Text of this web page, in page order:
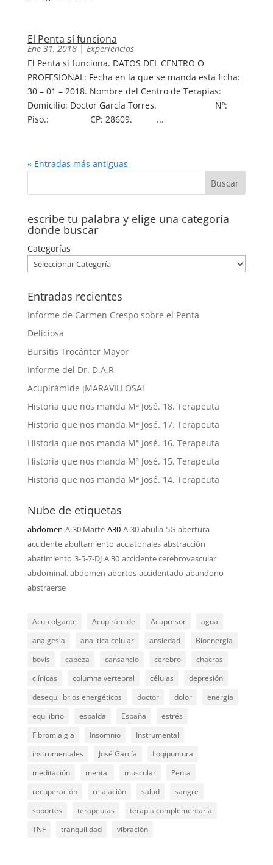
El Penta sí funciona
Ene 31, 2018| Experiencias
El Penta sí funciona. DATOS DEL CENTRO O
PROFESIONAL: Fecha en la que se manda esta ficha:
30 – 01 – 2018. Nombre del Centro de Terapias:
Domicilio: Doctor García Torres. Nº:
Piso.: CP: 28609. ...
« Entradas más antiguas
escribe tu palabra y elige una categoría
donde buscar
Categorías
Entradas recientes
Informe de Carmen Crespo sobre el Penta
Deliciosa
Bursitis Trocánter Mayor
Informe del Dr. D.A.R
Acupirámide ¡MARAVILLOSA!
Historia que nos manda Mª José. 18. Terapeuta
Historia que nos manda Mª José. 17. Terapeuta
Historia que nos manda Mª José. 16. Terapeuta
Historia que nos manda Mª José. 15. Terapeuta
Historia que nos manda Mª José. 14. Terapeuta
Nube de etiquetas
abdomen A-30 Marte A30 A-30 abulia 5G abertura
accidente abultamiento acciatonales abstracción
abatimiento 3-5-7-DJ A 30 accidente cerebrovascular
abdominal. abdomen abortos accidentado abandono
abstraerse
Acu-colgante Acupirámide Acupresor
agua
analgesia
analítica celular ansiedad
Bioenergía
bovis
cabeza cansancio cerebro
chacras
clínicas
columna vertebral células
depresión
desequilibrios energéticos
doctor dolor
energía
equilibrio
espalda España
estrés
Fibromialgia
Insomnio
Instrumental
instrumentales
José García
Loqipuntura
meditación
mental muscular
Penta
recuperación
relajación salud
sangre
soportes
terapeutas
terapia complementaria
TNF
tranquilidad vibración